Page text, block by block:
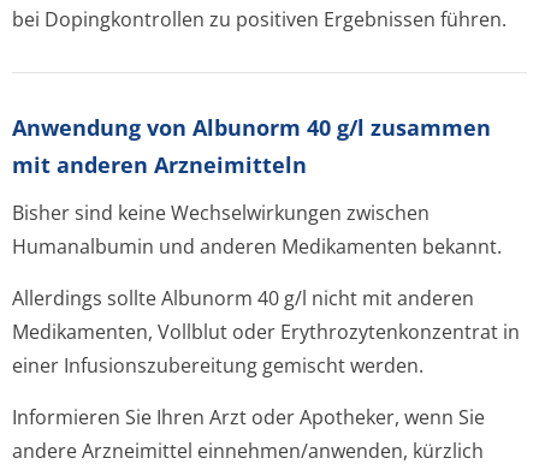
bei Dopingkontrollen zu positiven Ergebnissen führen.
Anwendung von Albunorm 40 g/l zusammen
mit anderen Arzneimitteln
Bisher sind keine Wechselwirkungen zwischen
Humanalbumin und anderen Medikamenten bekannt.
Allerdings sollte Albunorm 40 g/l nicht mit anderen
Medikamenten, Vollblut oder Erythrozytenkon­zentrat in
einer Infusionszube­reitung gemischt werden.
Informieren Sie Ihren Arzt oder Apotheker, wenn Sie
andere Arzneimittel einnehmen/anwenden, kürzlich